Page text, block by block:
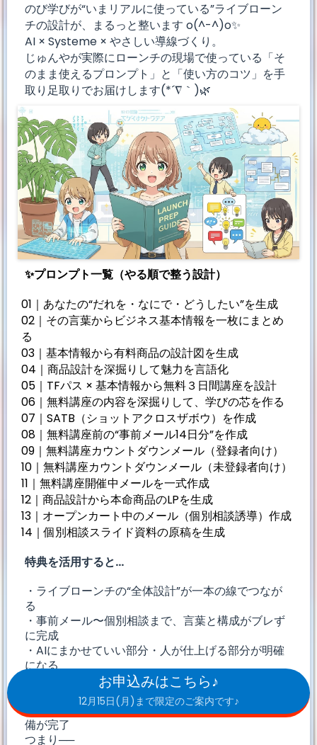
のび学びが“いまリアルに使っている”ライブローン
チの設計が、まるっと整います o(^-^)o✨
AI × Systeme × やさしい導線づくり。
じゅんやが実際にローンチの現場で使っている「そ
のまま使えるプロンプト」と「使い方のコツ」を手
取り足取りでお届けします(*´∇｀)🌿
✨プロンプト一覧（やる順で整う設計）
01｜あなたの“だれを・なにで・どうしたい”を生成
02｜その言葉からビジネス基本情報を一枚にまとめ
る
03｜基本情報から有料商品の設計図を生成
04｜商品設計を深掘りして魅力を言語化
05｜TFパス × 基本情報から無料３日間講座を設計
06｜無料講座の内容を深掘りして、学びの芯を作る
07｜SATB（ショットアクロスザボウ）を作成
08｜無料講座前の“事前メール14日分”を作成
09｜無料講座カウントダウンメール（登録者向け）
10｜無料講座カウントダウンメール（未登録者向け）
11｜無料講座開催中メールを一式作成
12｜商品設計から本命商品のLPを生成
13｜オープンカート中のメール（個別相談誘導）作成
14｜個別相談スライド資料の原稿を生成
特典を活用すると…
・ライブローンチの“全体設計”が一本の線でつなが
る
・事前メール〜個別相談まで、言葉と構成がブレず
に完成
・AIにまかせていい部分・人が仕上げる部分が明確
になる
・「作業迷子」にならずに、順番どおりに整えてい
くだけでOK
・明日からローンチを始められる”実戦レベル”の準
備が完了
つまり──
お申込みはこちら♪
12月15日(月)まで限定のご案内です♪